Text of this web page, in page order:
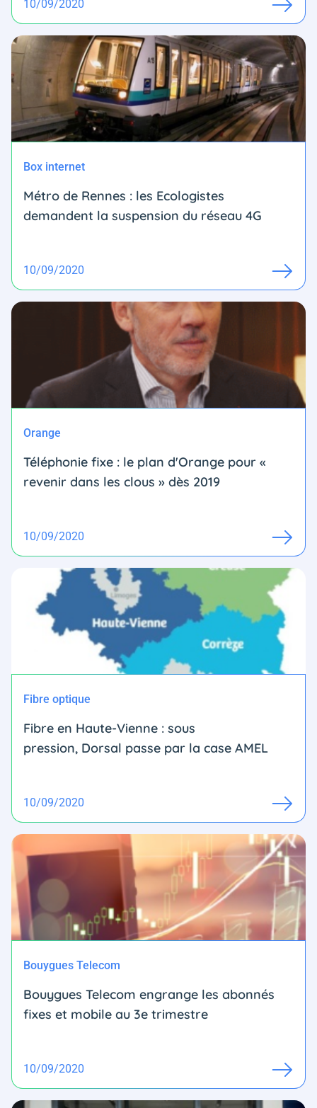
10/09/2020
Box internet
Métro de Rennes : les Ecologistes
demandent la suspension du réseau 4G
10/09/2020
Orange
Téléphonie fixe : le plan d'Orange pour «
revenir dans les clous » dès 2019
10/09/2020
Fibre optique
Fibre en Haute-Vienne : sous
pression, Dorsal passe par la case AMEL
10/09/2020
Bouygues Telecom
Bouygues Telecom engrange les abonnés
fixes et mobile au 3e trimestre
10/09/2020